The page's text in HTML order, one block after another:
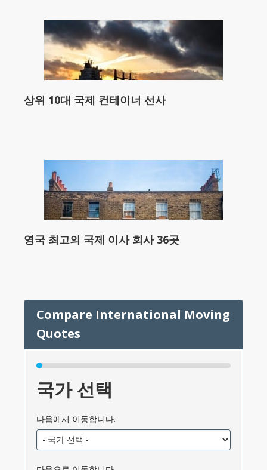
상위 10대 국제 컨테이너 선사
영국 최고의 국제 이사 회사 36곳
국가 선택
다음에서 이동합니다.